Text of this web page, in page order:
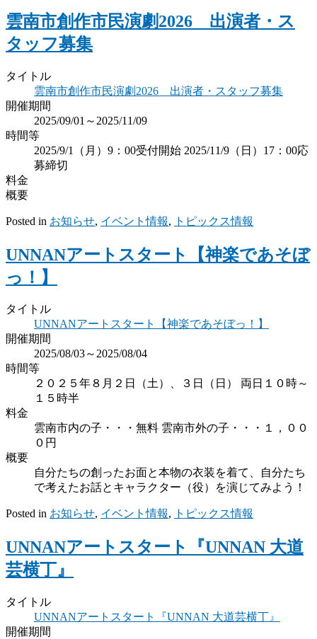
雲南市創作市民演劇2026 出演者・ス
タッフ募集
タイトル
雲南市創作市民演劇2026 出演者・スタッフ募集
開催期間
2025/09/01～2025/11/09
時間等
2025/9/1（月）9：00受付開始 2025/11/9（日）17：00応
募締切
料金
概要
Posted in お知らせ, イベント情報, トピックス情報
UNNANアートスタート【神楽であそぼ
っ！】
タイトル
UNNANアートスタート【神楽であそぼっ！】
開催期間
2025/08/03～2025/08/04
時間等
２０２５年８月２日（土）、３日（日） 両日１０時～
１５時半
料金
雲南市内の子・・・無料 雲南市外の子・・・１，００
０円
概要
自分たちの創ったお面と本物の衣装を着て、自分たち
で考えたお話とキャラクター（役）を演じてみよう！
Posted in お知らせ, イベント情報, トピックス情報
UNNANアートスタート『UNNAN 大道
芸横丁』
タイトル
UNNANアートスタート『UNNAN 大道芸横丁』
開催期間